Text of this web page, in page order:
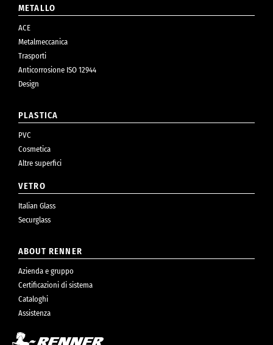
METALLO
ACE
Metalmeccanica
Trasporti
Anticorrosione ISO 12944
Design
PLASTICA
PVC
Cosmetica
Altre superfici
VETRO
Italian Glass
Securglass
ABOUT RENNER
Azienda e gruppo
Certificazioni di sistema
Cataloghi
Assistenza